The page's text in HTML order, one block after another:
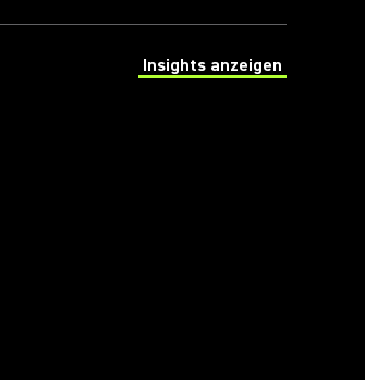
Insights anzeigen
(Opens in a new tab)